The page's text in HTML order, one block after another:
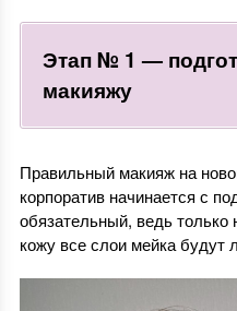
Этап № 1 —
макияжу
Правильный макияж на
корпоратив начинается с
обязательный, ведь
кожу все слои мейка будут